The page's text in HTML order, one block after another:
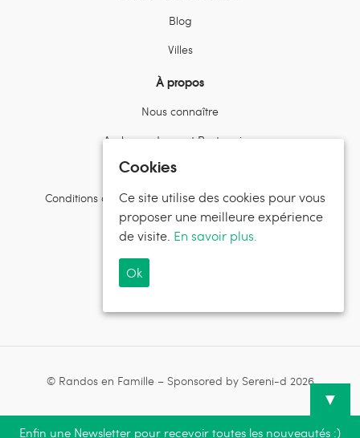
Blog
Villes
À propos
Nous connaître
Ambassadeurs et Partenaires
Contactez l’équipe
Conditions d’utilisation et politiques de confidentialité
Suivez Randos en Famille
© Randos en Famille – Sponsored by Sereni-d 2026
▼
Enfin une Newsletter pour recevoir toutes les nouveautés :)
Cookies
Ce site utilise des cookies pour vous
proposer une meilleure expérience
de visite. En savoir plus.
Ok